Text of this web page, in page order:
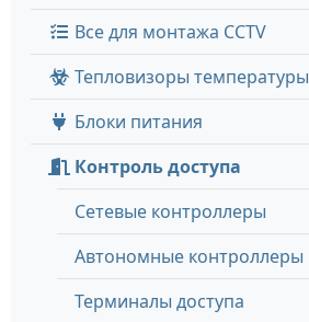
Все для монтажа CCTV
Тепловизоры температуры
Блоки питания
Контроль доступа
Сетевые контроллеры
Автономные контроллеры
Терминалы доступа